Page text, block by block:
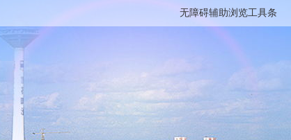
无障碍辅助浏览工具条